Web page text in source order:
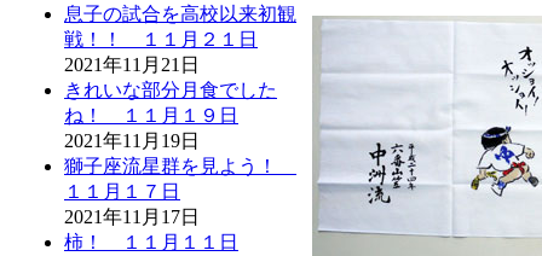
息子の試合を高校以来初観
戦！！ １１月２１日
2021年11月21日
きれいな部分月食でした
ね！ １１月１９日
2021年11月19日
獅子座流星群を見よう！
１１月１７日
2021年11月17日
柿！ １１月１１日